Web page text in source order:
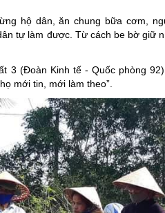
hộ dân, ăn chung bữa cơm,
tự làm được. Từ cách be bờ giữ
3 (Đoàn Kinh tế - Quốc phòng
mới tin, mới làm theo”.